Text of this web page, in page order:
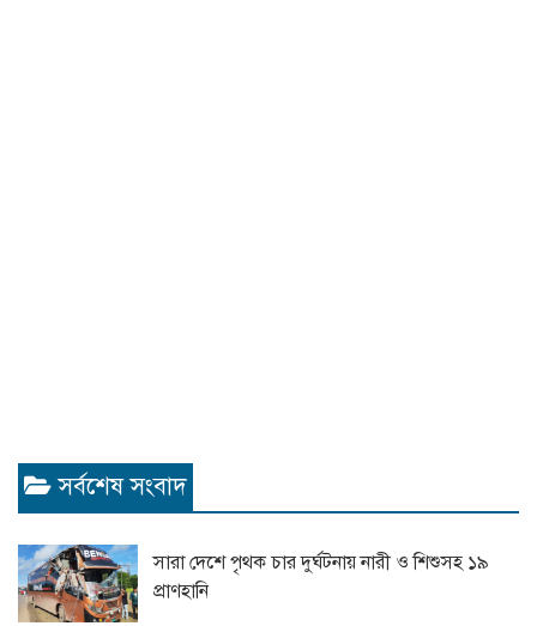
সর্বশেষ সংবাদ
সারা দেশে পৃথক চার দুর্ঘটনায় নারী ও শিশুসহ ১৯
প্রাণহানি